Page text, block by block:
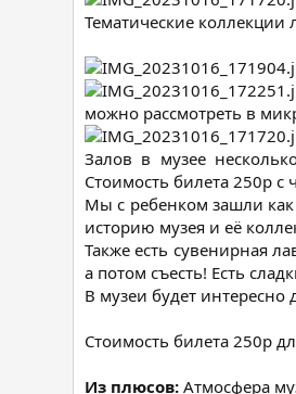
Тематические
можно рассмотреть в
Залов в музее
Стоимость билета 250р с
Мы с ребенком зашли как
историю музея и её
Также есть сувенирная
а потом съесть! Есть
В музеи будет интересно
Стоимость билета 250р
Из плюсов: Атмосфера